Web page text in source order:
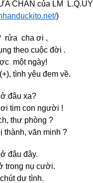
CHÂN của LM L.Q.UY
)
rửa cha ơi ,
theo cuộc đời .
một ngày!
tình yêu đem về.
đâu xa?
tim con người !
thư phòng ?
thành, văn minh ?
đâu đây.
trong nụ cười.
dư tình.